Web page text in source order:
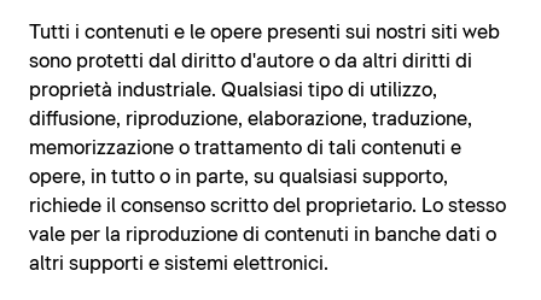
Tutti i contenuti e le opere presenti sui nostri siti web
sono protetti dal diritto d'autore o da altri diritti di
proprietà industriale. Qualsiasi tipo di utilizzo,
diffusione, riproduzione, elaborazione, traduzione,
memorizzazione o trattamento di tali contenuti e
opere, in tutto o in parte, su qualsiasi supporto,
richiede il consenso scritto del proprietario. Lo stesso
vale per la riproduzione di contenuti in banche dati o
altri supporti e sistemi elettronici.